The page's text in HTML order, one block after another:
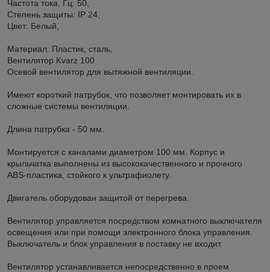
Частота тока, Гц: 50,
Степень защиты: IP 24,
Цвет: Белый,
Материал: Пластик, сталь,
Вентилятор Kvarz 100
Осевой вентилятор для вытяжной вентиляции.
Имеют короткий патрубок, что позволяет монтировать их в
сложные системы вентиляции.
Длина патрубка - 50 мм.
Монтируется с каналами диаметром 100 мм. Корпус и
крыльчатка выполнены из высококачественного и прочного
ABS-пластика, стойкого к ультрафиолету.
Двигатель оборудован защитой от перегрева.
Вентилятор управляется посредством комнатного выключателя
освещения или при помощи электронного блока управления.
Выключатель и блок управления в поставку не входит.
Вентилятор устанавливается непосредственно в проем